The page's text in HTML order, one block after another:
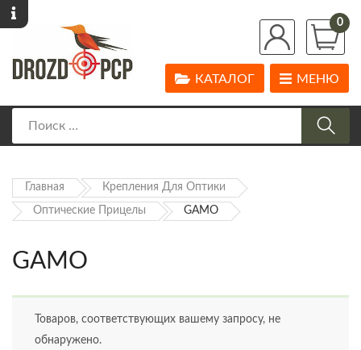
0
МЕНЮ
КАТАЛОГ
Главная Крепления Для Оптики
Оптические Прицелы GAMO
GAMO
Товаров, соответствующих вашему запросу, не
обнаружено.